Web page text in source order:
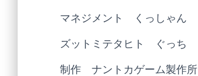
マネジメント くっしゃん
ズットミテタヒト ぐっち
制作 ナントカゲーム製作所